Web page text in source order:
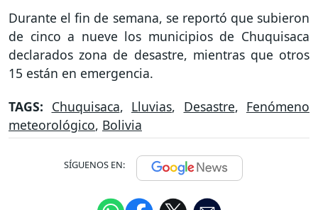
Durante el fin de semana, se reportó que subieron
de cinco a nueve los municipios de Chuquisaca
declarados zona de desastre, mientras que otros
15 están en emergencia.
TAGS: Chuquisaca, Lluvias, Desastre, Fenómeno
meteorológico, Bolivia
SÍGUENOS EN: